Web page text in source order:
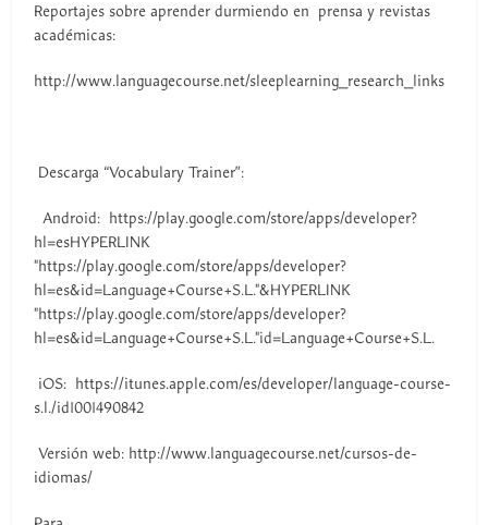
Reportajes sobre aprender durmiendo en prensa y revistas
académicas:
http://www.languagecourse.net/sleeplearning_research_links
Descarga “Vocabulary Trainer”:
Android: https://play.google.com/store/apps/developer?
hl=esHYPERLINK
"https://play.google.com/store/apps/developer?
hl=es&id=Language+Course+S.L."&HYPERLINK
"https://play.google.com/store/apps/developer?
hl=es&id=Language+Course+S.L."id=Language+Course+S.L.
iOS: https://itunes.apple.com/es/developer/language-course-
s.l./id1001490842
Versión web: http://www.languagecourse.net/cursos-de-
idiomas/